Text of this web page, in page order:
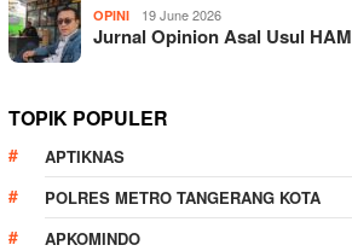
OPINI 19 June 2026
Jurnal Opinion Asal Usul HAM
TOPIK POPULER
APTIKNAS
POLRES METRO TANGERANG KOTA
APKOMINDO